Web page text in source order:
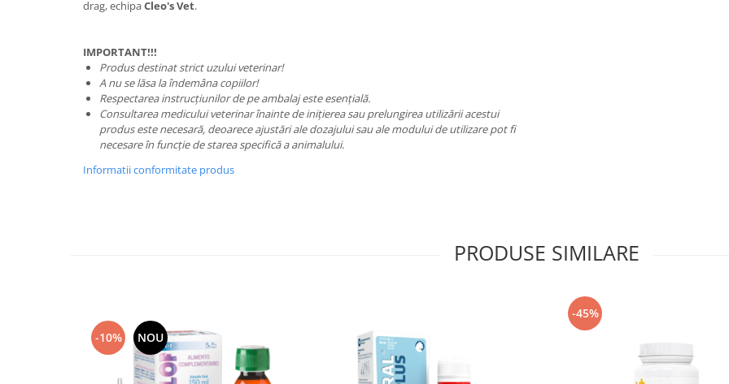
drag, echipaCleo's Vet.
IMPORTANT!!!
Produs destinat strict uzului veterinar!
A nu se lăsa la îndemâna copiilor!
Respectarea instrucțiunilor de pe ambalaj este esențială.
Consultarea medicului veterinar înainte de inițierea sau prelungirea utilizării acestui
produs este necesară, deoarece ajustări ale dozajului sau ale modului de utilizare pot fi
necesare în funcție de starea specifică a animalului.
Informatii conformitate produs
PRODUSE SIMILARE
-10% NOU
-45%